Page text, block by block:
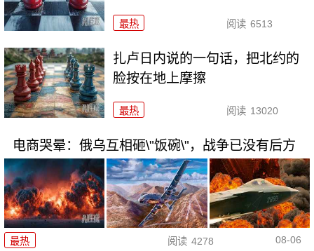
最热 阅读 6513
扎卢日内说的一句话，把北约的
脸按在地上摩擦
最热 阅读 13020
电商哭晕：俄乌互相砸\"饭碗\"，战争已没有后方
最热 阅读 4278 08-06